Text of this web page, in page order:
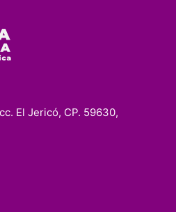
El Jericó, CP. 59630,